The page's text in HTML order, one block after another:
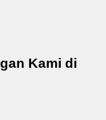
Kami di